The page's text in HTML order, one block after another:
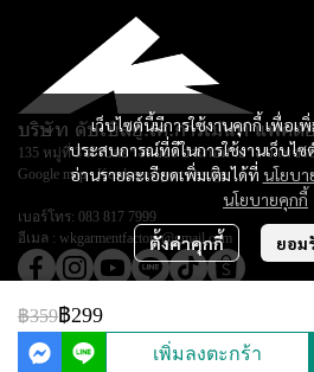
฿359฿299
เพิ่มลงตะกร้า
เว็บไซต์นี้มีการใช้งานคุกกี้ เพื่อ
ประสบการณ์ที่ดีในการใช้งานเว็บไ
อ่านรายละเอียดเพิ่มเติมได้ที่ นโยบ
นโยบายคุกกี้
ตั้งค่าคุกกี้ ยอม
บริษัท ดับเบิลยู.เค.การ์เม้นท์ แฟคต
135 หมู่ที่ 3 ตำบลยางหย่อง อำเภอท่ายาง จ.เพชร
Google map : Keadsara Sport Design
เบอร์โทร: 083 817 7999
อีเมล : wkgarmentfactory@gmail.com
© Copyright 2026 All Rights